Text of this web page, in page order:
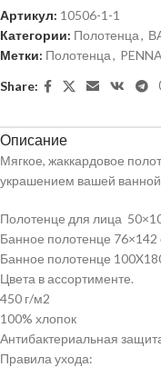
Артикул: 10506-1-1
Категории: Полотенца,
Метки: Полотенца,
Share:
Описание
Мягкое, жаккардовое
украшением вашей
Полотенце для лица
Банное полотенце 76×142
Банное полотенце
Цвета в ассортименте.
450 г/м2
100% хлопок
Антибактериальная
Правила ухода: